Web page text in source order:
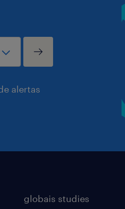
alertas
globais studies